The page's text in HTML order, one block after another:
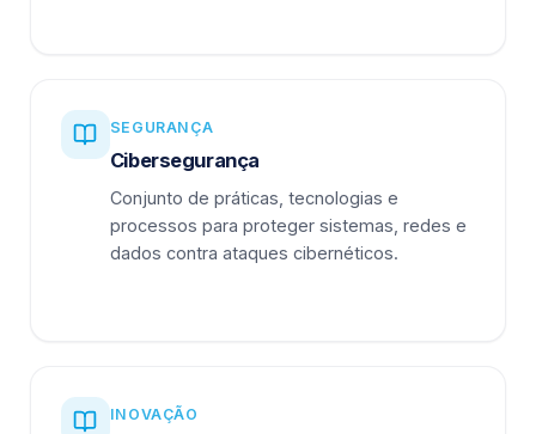
SEGURANÇA
Cibersegurança
Conjunto de práticas, tecnologias e
processos para proteger sistemas, redes e
dados contra ataques cibernéticos.
INOVAÇÃO